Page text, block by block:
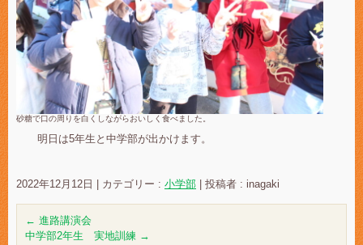
砂糖で口の周りを白くしながらおいしく食べました。
明日は5年生と中学部が出かけます。
2022年12月12日 | カテゴリー : 小学部 | 投稿者 : inagaki
← 進路講演会
中学部2年生 実地訓練 →